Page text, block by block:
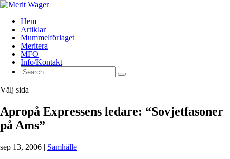
Hem
Artiklar
Mummelförlaget
Meritera
MFO
Info/Kontakt
Välj sida
Apropå Expressens ledare: “Sovjetfasoner
på Ams”
sep 13, 2006 | Samhälle